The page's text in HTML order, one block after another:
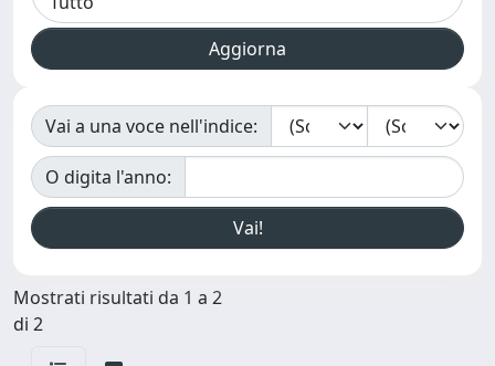
Vai a una voce nell'indice:
O digita l'anno:
Mostrati risultati da 1 a 2
di 2